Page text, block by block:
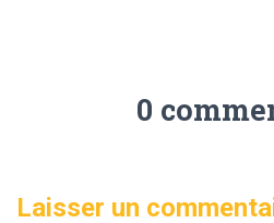
0
Laisser un